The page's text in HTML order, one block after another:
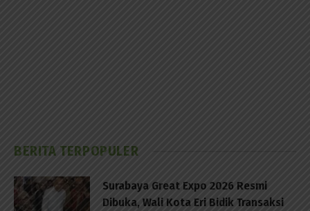
BERITA TERPOPULER
Surabaya Great Expo 2026 Resmi
Dibuka, Wali Kota Eri Bidik Transaksi